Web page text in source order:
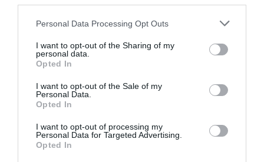
Personal Data Processing Opt Outs
I want to opt-out of the Sharing of my
personal data.
Opted In
I want to opt-out of the Sale of my
Personal Data.
Opted In
I want to opt-out of processing my
Personal Data for Targeted Advertising.
Opted In
cobertura de necesidades locales;impacto
medioambientaly desarrollo endógeno del territorio;
originalidad e innovación
existente en la comarca. Cada criterio se puntúa en
una escala del 1 al 10.